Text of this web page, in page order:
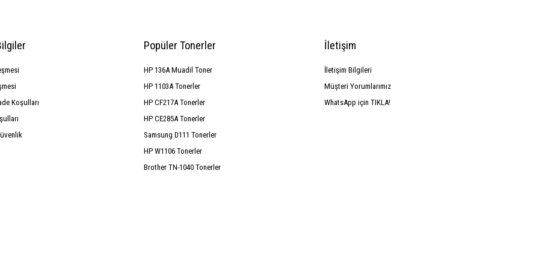
Koşulları
Popüler Tonerler
HP 136A Muadil Toner
HP 1103A Tonerler
HP CF217A Tonerler
HP CE285A Tonerler
Samsung D111 Tonerler
HP W1106 Tonerler
Brother TN-1040 Tonerler
İletişim
İletişim Bilgileri
Müşteri Yorumlarımız
WhatsApp için TIKLA!